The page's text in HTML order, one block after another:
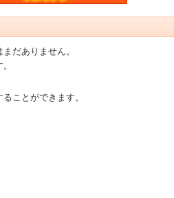
だありません。
ことができます。